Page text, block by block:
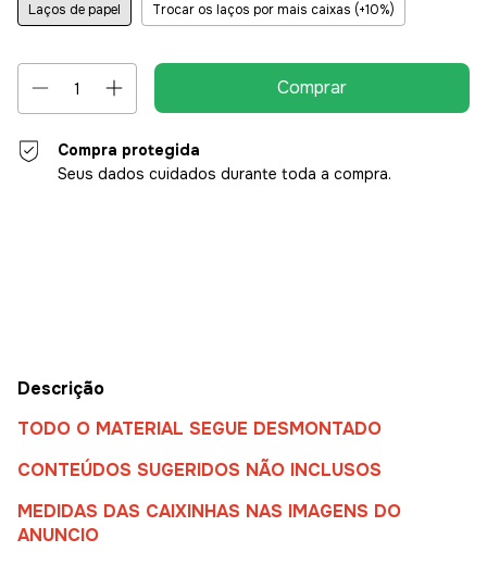
Laços de papel Trocar os laços por mais caixas (+10%)
Compra protegida
Seus dados cuidados durante toda a compra.
Descrição
TODO O MATERIAL SEGUE DESMONTADO
CONTEÚDOS SUGERIDOS NÃO INCLUSOS
MEDIDAS DAS CAIXINHAS NAS IMAGENS DO
ANUNCIO